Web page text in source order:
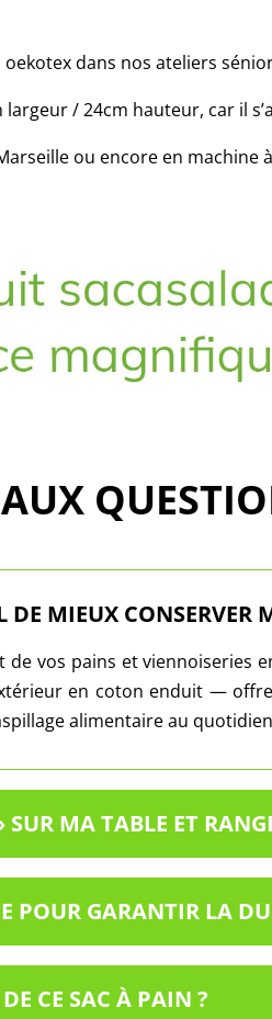
dans nos ateliers
/ 24cm hauteur, car il
ou encore en machine
DE MIEUX CONSERVER
vos pains et viennoiseries
en coton enduit —
alimentaire au
MA TABLE ET
POUR GARANTIR LA
CE SAC À PAIN ?